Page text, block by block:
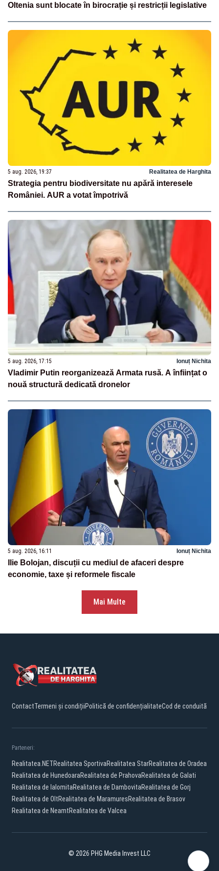
Oltenia sunt blocate în birocrație și restricții legislative
5 aug. 2026, 19:37 Realitatea de Harghita
Strategia pentru biodiversitate nu apără interesele
României. AUR a votat împotrivă
5 aug. 2026, 17:15 Ionuț Nichita
Vladimir Putin reorganizează Armata rusă. A înființat o
nouă structură dedicată dronelor
5 aug. 2026, 16:11 Ionuț Nichita
Ilie Bolojan, discuții cu mediul de afaceri despre
economie, taxe și reformele fiscale
Mai Multe
ContactTermeni și condițiiPolitică de confidențialitateCod de conduită
Parteneri:
Realitatea.NETRealitatea SportivaRealitatea StarRealitatea de Oradea
Realitatea de HunedoaraRealitatea de PrahovaRealitatea de Galati
Realitatea de IalomitaRealitatea de DambovitaRealitatea de Gorj
Realitatea de OltRealitatea de MaramuresRealitatea de Brasov
Realitatea de NeamtRealitatea de Valcea
© 2026 PHG Media Invest LLC